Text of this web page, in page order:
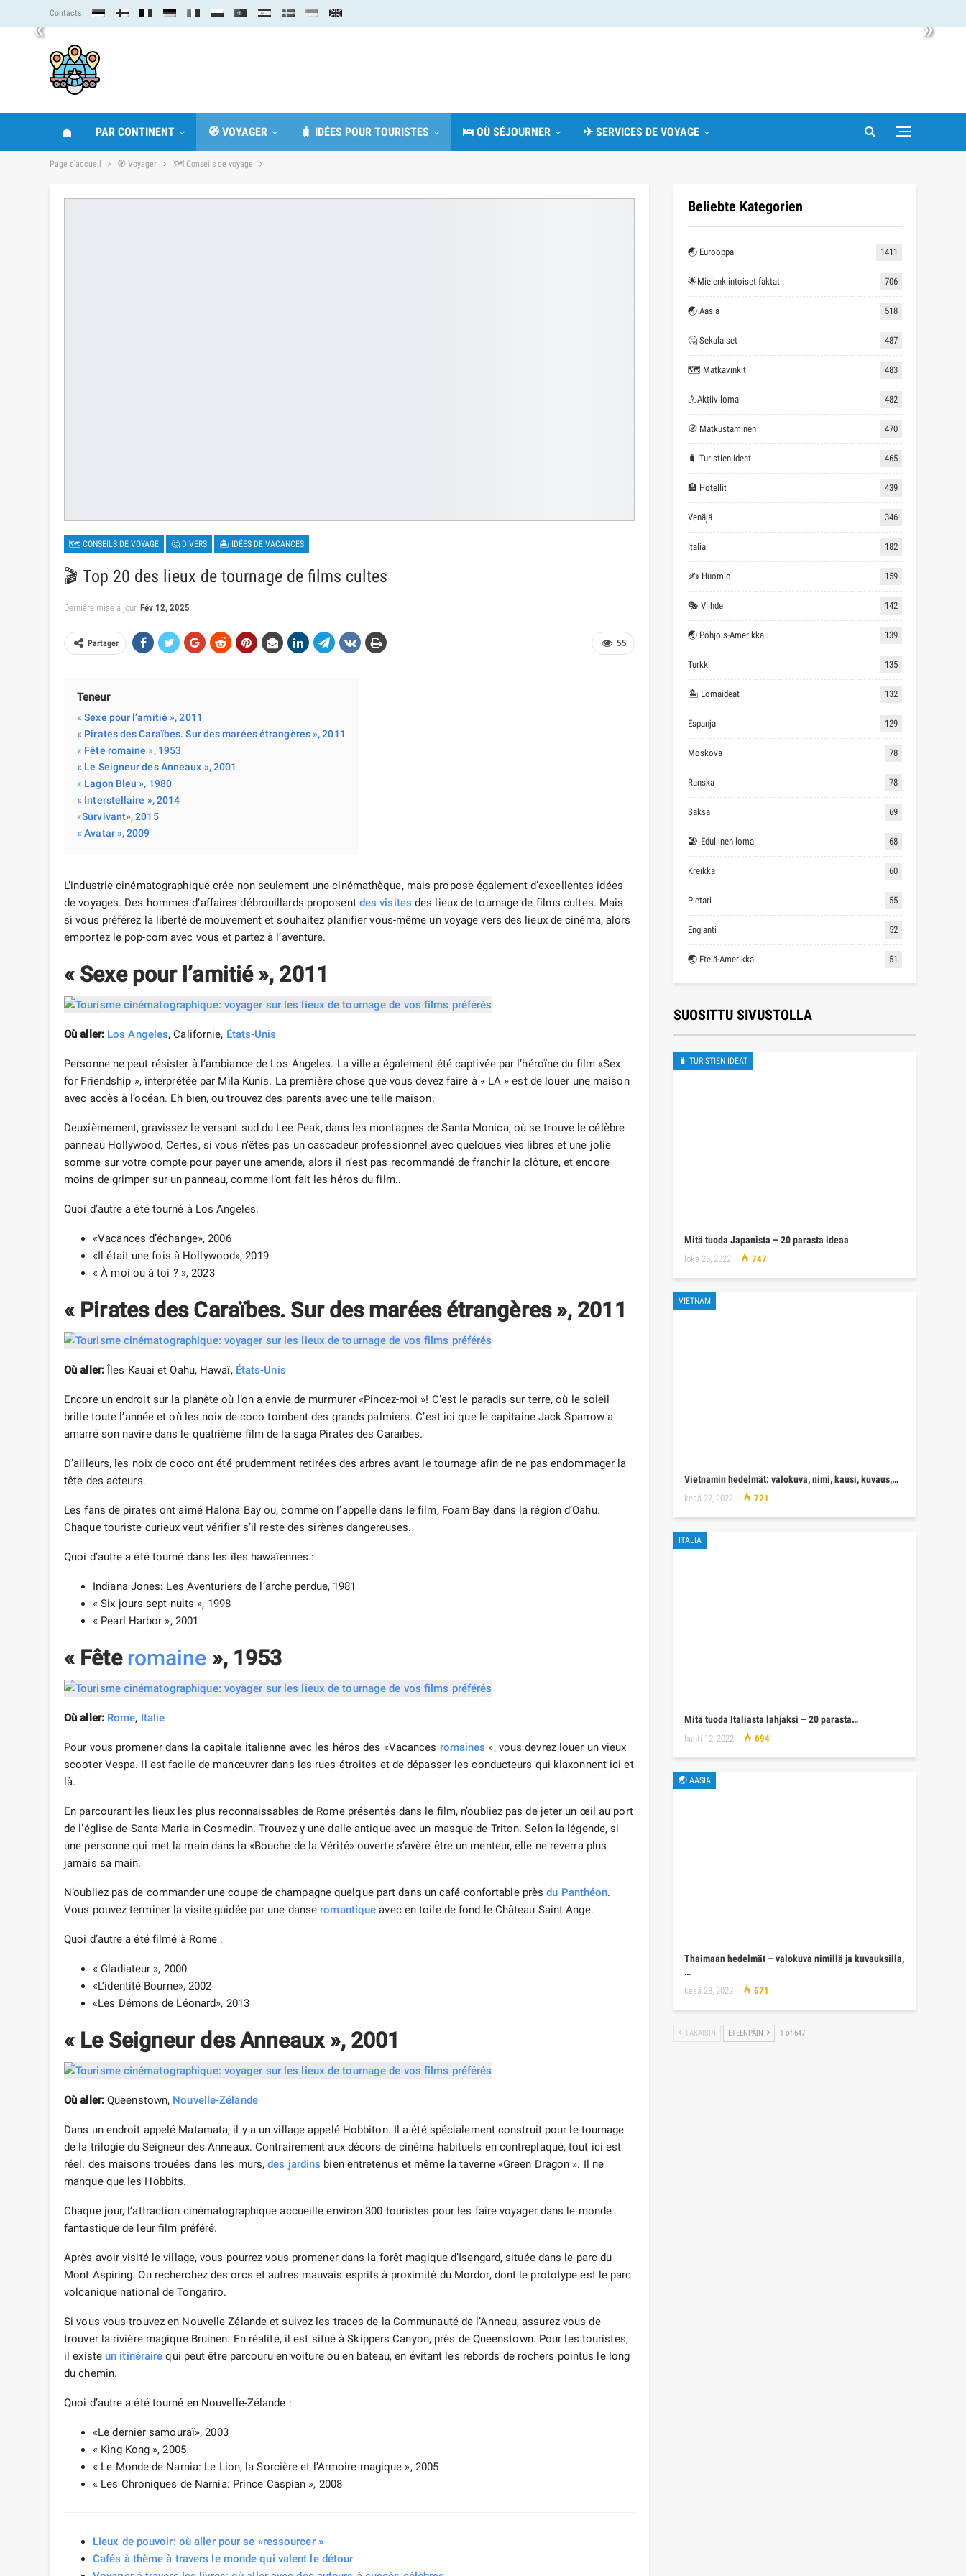
« »
Contacts
PAR CONTINENT 🧭 VOYAGER 🧳 IDÉES POUR TOURISTES 🛌 OÙ SÉJOURNER ✈ SERVICES DE VOYAGE
Page d'accueil 🧭 Voyager 🗺 Conseils de voyage
🗺 CONSEILS DE VOYAGE 🤔 DIVERS 🏝 IDÉES DE VACANCES
🎬 Top 20 des lieux de tournage de films cultes
Dernière mise à jour Fév 12, 2025
55
Partager
Teneur
« Sexe pour l’amitié », 2011
« Pirates des Caraïbes. Sur des marées étrangères », 2011
« Fête romaine », 1953
« Le Seigneur des Anneaux », 2001
« Lagon Bleu », 1980
« Interstellaire », 2014
«Survivant», 2015
« Avatar », 2009
L’industrie cinématographique crée non seulement une cinémathèque, mais propose également d’excellentes idées
de voyages. Des hommes d’affaires débrouillards proposent des visites des lieux de tournage de films cultes. Mais
si vous préférez la liberté de mouvement et souhaitez planifier vous-même un voyage vers des lieux de cinéma, alors
emportez le pop-corn avec vous et partez à l’aventure.
« Sexe pour l’amitié », 2011
Où aller: Los Angeles, Californie, États-Unis
Personne ne peut résister à l’ambiance de Los Angeles. La ville a également été captivée par l’héroïne du film «Sex
for Friendship », interprétée par Mila Kunis. La première chose que vous devez faire à « LA » est de louer une maison
avec accès à l’océan. Eh bien, ou trouvez des parents avec une telle maison.
Deuxièmement, gravissez le versant sud du Lee Peak, dans les montagnes de Santa Monica, où se trouve le célèbre
panneau Hollywood. Certes, si vous n’êtes pas un cascadeur professionnel avec quelques vies libres et une jolie
somme sur votre compte pour payer une amende, alors il n’est pas recommandé de franchir la clôture, et encore
moins de grimper sur un panneau, comme l’ont fait les héros du film..
Quoi d’autre a été tourné à Los Angeles:
«Vacances d’échange», 2006
«Il était une fois à Hollywood», 2019
« À moi ou à toi ? », 2023
« Pirates des Caraïbes. Sur des marées étrangères », 2011
Où aller:Îles Kauai et Oahu, Hawaï, États-Unis
Encore un endroit sur la planète où l’on a envie de murmurer «Pincez-moi »! C’est le paradis sur terre, où le soleil
brille toute l’année et où les noix de coco tombent des grands palmiers. C’est ici que le capitaine Jack Sparrow a
amarré son navire dans le quatrième film de la saga Pirates des Caraïbes.
D’ailleurs, les noix de coco ont été prudemment retirées des arbres avant le tournage afin de ne pas endommager la
tête des acteurs.
Les fans de pirates ont aimé Halona Bay ou, comme on l’appelle dans le film, Foam Bay dans la région d’Oahu.
Chaque touriste curieux veut vérifier s’il reste des sirènes dangereuses.
Quoi d’autre a été tourné dans les îles hawaïennes :
Indiana Jones: Les Aventuriers de l’arche perdue, 1981
« Six jours sept nuits », 1998
« Pearl Harbor », 2001
« Fête romaine », 1953
Où aller: Rome, Italie
Pour vous promener dans la capitale italienne avec les héros des «Vacances romaines », vous devrez louer un vieux
scooter Vespa. Il est facile de manœuvrer dans les rues étroites et de dépasser les conducteurs qui klaxonnent ici et
là.
En parcourant les lieux les plus reconnaissables de Rome présentés dans le film, n’oubliez pas de jeter un œil au port
de l’église de Santa Maria in Cosmedin. Trouvez-y une dalle antique avec un masque de Triton. Selon la légende, si
une personne qui met la main dans la «Bouche de la Vérité» ouverte s’avère être un menteur, elle ne reverra plus
jamais sa main.
N’oubliez pas de commander une coupe de champagne quelque part dans un café confortable prèsdu Panthéon.
Vous pouvez terminer la visite guidée par une danse romantique avec en toile de fond le Château Saint-Ange.
Quoi d’autre a été filmé à Rome :
« Gladiateur », 2000
«L’identité Bourne», 2002
«Les Démons de Léonard», 2013
« Le Seigneur des Anneaux », 2001
Où aller:Queenstown, Nouvelle-Zélande
Dans un endroit appelé Matamata, il y a un village appelé Hobbiton. Il a été spécialement construit pour le tournage
de la trilogie du Seigneur des Anneaux. Contrairement aux décors de cinéma habituels en contreplaqué, tout ici est
réel: des maisons trouées dans les murs,des jardins bien entretenus et même la taverne «Green Dragon ». Il ne
manque que les Hobbits.
Chaque jour, l’attraction cinématographique accueille environ 300 touristes pour les faire voyager dans le monde
fantastique de leur film préféré.
Après avoir visité le village, vous pourrez vous promener dans la forêt magique d’Isengard, située dans le parc du
Mont Aspiring. Ou recherchez des orcs et autres mauvais esprits à proximité du Mordor, dont le prototype est le parc
volcanique national de Tongariro.
Si vous vous trouvez en Nouvelle-Zélande et suivez les traces de la Communauté de l’Anneau, assurez-vous de
trouver la rivière magique Bruinen. En réalité, il est situé à Skippers Canyon, près de Queenstown. Pour les touristes,
il existe un itinéraire qui peut être parcouru en voiture ou en bateau, en évitant les rebords de rochers pointus le long
du chemin.
Quoi d’autre a été tourné en Nouvelle-Zélande :
«Le dernier samouraï», 2003
« King Kong », 2005
« Le Monde de Narnia: Le Lion, la Sorcière et l’Armoire magique », 2005
« Les Chroniques de Narnia: Prince Caspian », 2008
Lieux de pouvoir: où aller pour se «ressourcer »
Cafés à thème à travers le monde qui valent le détour
Beliebte Kategorien
🌏 Eurooppa 1411
🌟Mielenkiintoiset faktat 706
🌏 Aasia 518
🤔 Sekalaiset 487
🗺 Matkavinkit 483
🚴Aktiiviloma 482
🧭 Matkustaminen 470
🧳 Turistien ideat 465
🏨 Hotellit 439
Venäjä 346
Italia 182
✍ Huomio 159
🎭 Viihde 142
🌏 Pohjois-Amerikka 139
Turkki 135
🏝 Lomaideat 132
Espanja 129
Moskova 78
Ranska 78
Saksa 69
🏖 Edullinen loma 68
Kreikka 60
Pietari 55
Englanti 52
🌏 Etelä-Amerikka 51
SUOSITTU SIVUSTOLLA
🧳 TURISTIEN IDEAT
Mitä tuoda Japanista – 20 parasta ideaa
loka 26, 2022 747
VIETNAM
Vietnamin hedelmät: valokuva, nimi, kausi, kuvaus,…
kesä 27, 2022 721
ITALIA
Mitä tuoda Italiasta lahjaksi – 20 parasta…
huhti 12, 2022 694
🌏 AASIA
Thaimaan hedelmät – valokuva nimillä ja kuvauksilla,
…
kesä 28, 2022 671
TAKAISIN ETEENPÄIN 1 of 647